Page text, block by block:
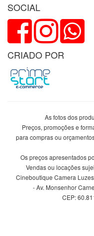
SOCIAL
CRIADO POR
As fotos dos
Preços, promoções e
para compras ou
Os preços apresentados
Vendas ou locações
Cineboutique Camera
- Av. Monsenhor
CEP: